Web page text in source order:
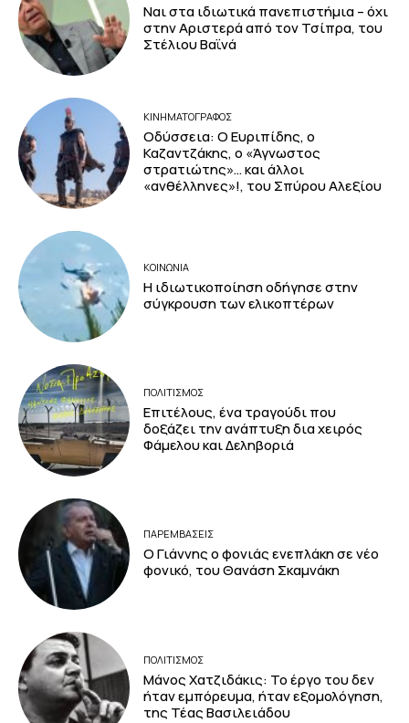
Ναι στα ιδιωτικά πανεπιστήμια – όχι
στην Αριστερά από τον Τσίπρα, του
Στέλιου Βαϊνά
ΚΙΝΗΜΑΤΟΓΡΆΦΟΣ
Οδύσσεια: Ο Ευριπίδης, ο
Καζαντζάκης, ο «Άγνωστος
στρατιώτης»… και άλλοι
«ανθέλληνες»!, του Σπύρου Αλεξίου
ΚΟΙΝΩΝΙΑ
Η ιδιωτικοποίηση οδήγησε στην
σύγκρουση των ελικοπτέρων
ΠΟΛΙΤΙΣΜΟΣ
Επιτέλους, ένα τραγούδι που
δοξάζει την ανάπτυξη δια χειρός
Φάμελου και Δεληβοριά
ΠΑΡΕΜΒΑΣΕΙΣ
Ο Γιάννης ο φονιάς ενεπλάκη σε νέο
φονικό, του Θανάση Σκαμνάκη
ΠΟΛΙΤΙΣΜΟΣ
Μάνος Χατζιδάκις: Το έργο του δεν
ήταν εμπόρευμα, ήταν εξομολόγηση,
της Τέας Βασιλειάδου